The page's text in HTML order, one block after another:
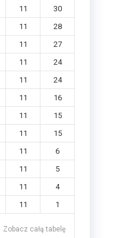
11
30
11
28
11
27
11
24
11
24
11
16
11
15
11
15
11
6
11
5
11
4
11 1
Zobacz całą tabelę